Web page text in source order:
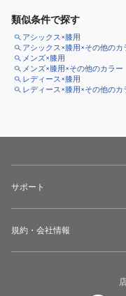
類似条件で探す
アシックス×膝用
アシックス×膝用×その他のカ
メンズ×膝用
メンズ×膝用×その他のカラー
レディース×膝用
レディース×膝用×その他のカ
サポート
規約・会社情報